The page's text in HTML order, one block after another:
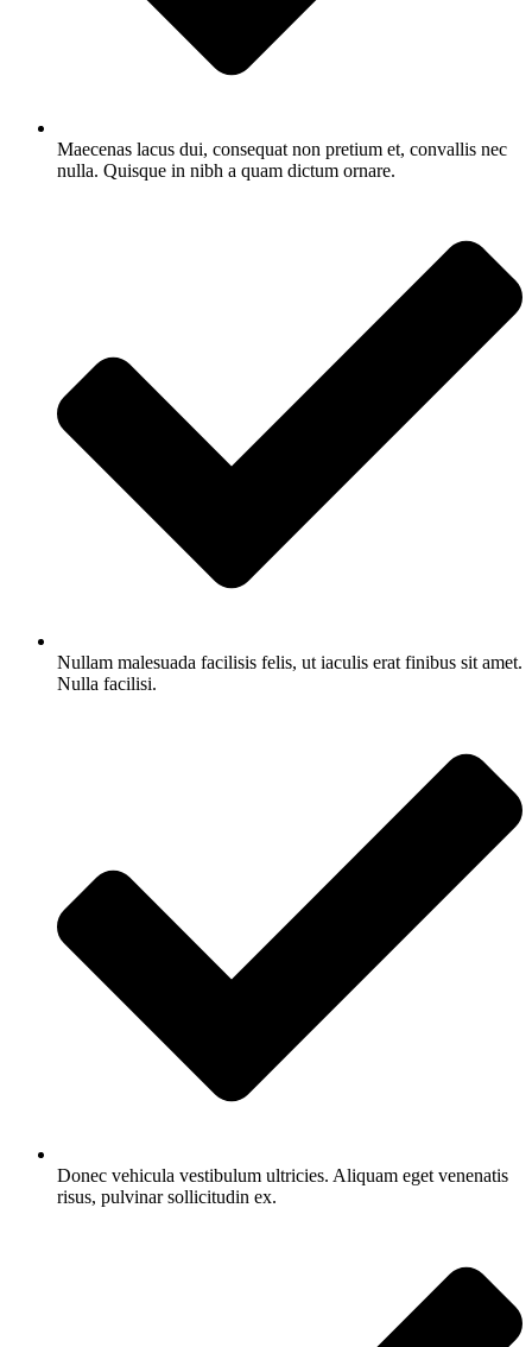
Maecenas lacus dui, consequat non pretium et, convallis nec
nulla. Quisque in nibh a quam dictum ornare.
Nullam malesuada facilisis felis, ut iaculis erat finibus sit amet.
Nulla facilisi.
Donec vehicula vestibulum ultricies. Aliquam eget venenatis
risus, pulvinar sollicitudin ex.